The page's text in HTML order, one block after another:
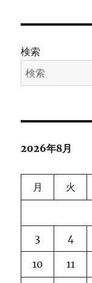
検索
2026年8月
月 火
3 4
10 11